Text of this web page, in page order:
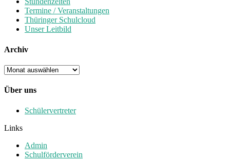
Termine / Veranstaltungen
Thüringer Schulcloud
Unser Leitbild
Archiv
Archiv
Über uns
Schülervertreter
Links
Admin
Schulförderverein